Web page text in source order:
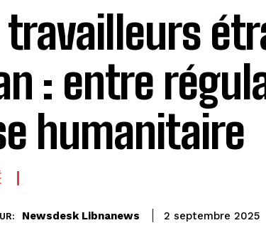
travailleurs
: entre
humanitaire
Newsdesk Libnanews 2 septembre 2025